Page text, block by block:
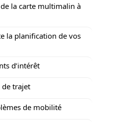
la carte multimalin à
la planification de vos
d’intérêt
de trajet
de mobilité